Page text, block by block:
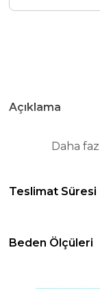
Açıklama
Daha
Teslimat Süresi
Beden Ölçüleri